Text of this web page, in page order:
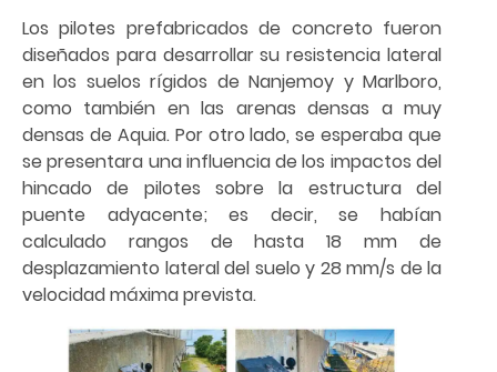
Los pilotes prefabricados de concreto fueron
diseñados para desarrollar su resistencia lateral
en los suelos rígidos de Nanjemoy y Marlboro,
como también en las arenas densas a muy
densas de Aquia. Por otro lado, se esperaba que
se presentara una influencia de los impactos del
hincado de pilotes sobre la estructura del
puente adyacente; es decir, se habían
calculado rangos de hasta 18 mm de
desplazamiento lateral del suelo y 28 mm/s de la
velocidad máxima prevista.